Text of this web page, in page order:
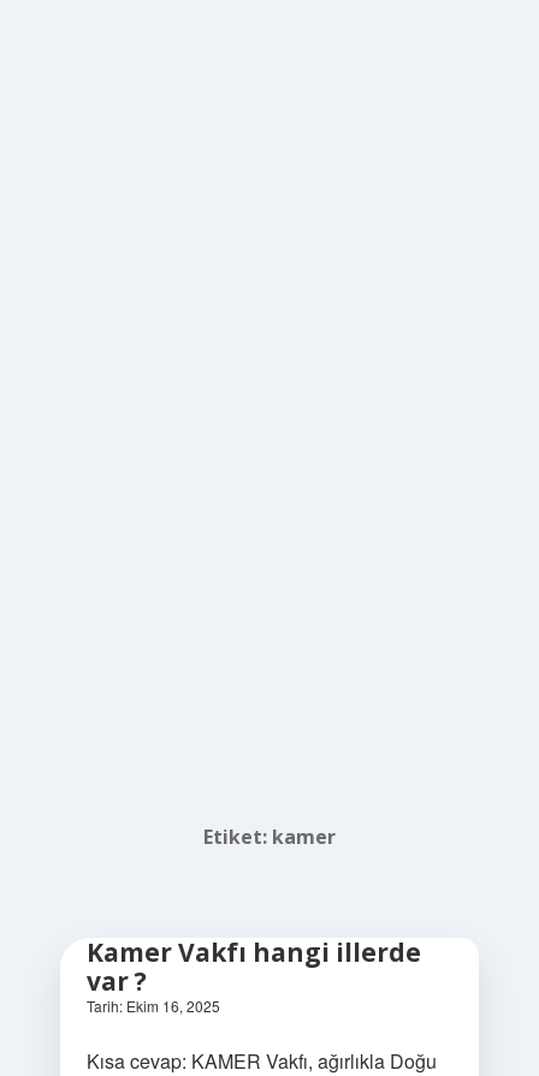
Etiket: kamer
Kamer Vakfı hangi illerde
var ?
Tarih: Ekim 16, 2025
Kısa cevap: KAMER Vakfı, ağırlıkla Doğu